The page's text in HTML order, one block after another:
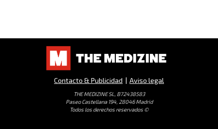
Contacto & Publicidad | Aviso legal
THE MEDIZINE SL, B72438583
Paseo Castellana 194, 28046 Madrid
Todos los derechos reservados ©